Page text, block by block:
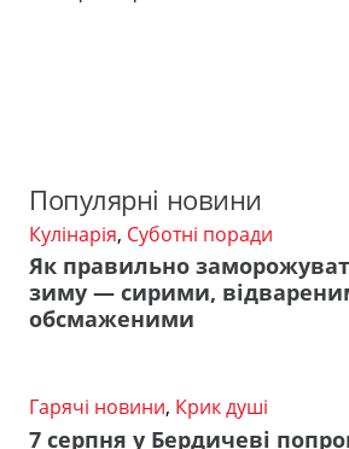
Популярні новини
Кулінарія, Суботні поради
Як правильно
зиму — сирими,
обсмаженими
Гарячі новини, Крик душі
7 серпня у Бердичеві